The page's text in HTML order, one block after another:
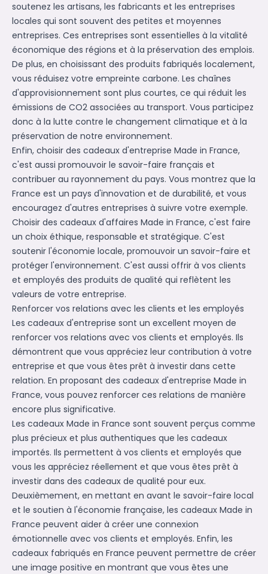
soutenez les artisans, les fabricants et les entreprises
locales qui sont souvent des petites et moyennes
entreprises. Ces entreprises sont essentielles à la vitalité
économique des régions et à la préservation des emplois.
De plus, en choisissant des produits fabriqués localement,
vous réduisez votre empreinte carbone. Les chaînes
d'approvisionnement sont plus courtes, ce qui réduit les
émissions de CO2 associées au transport. Vous participez
donc à la lutte contre le changement climatique et à la
préservation de notre environnement.
Enfin, choisir des cadeaux d'entreprise Made in France,
c'est aussi promouvoir le savoir-faire français et
contribuer au rayonnement du pays. Vous montrez que la
France est un pays d'innovation et de durabilité, et vous
encouragez d'autres entreprises à suivre votre exemple.
Choisir des cadeaux d'affaires Made in France, c'est faire
un choix éthique, responsable et stratégique. C'est
soutenir l'économie locale, promouvoir un savoir-faire et
protéger l'environnement. C'est aussi offrir à vos clients
et employés des produits de qualité qui reflètent les
valeurs de votre entreprise.
Renforcer vos relations avec les clients et les employés
Les cadeaux d'entreprise sont un excellent moyen de
renforcer vos relations avec vos clients et employés. Ils
démontrent que vous appréciez leur contribution à votre
entreprise et que vous êtes prêt à investir dans cette
relation. En proposant des cadeaux d'entreprise Made in
France, vous pouvez renforcer ces relations de manière
encore plus significative.
Les cadeaux Made in France sont souvent perçus comme
plus précieux et plus authentiques que les cadeaux
importés. Ils permettent à vos clients et employés que
vous les appréciez réellement et que vous êtes prêt à
investir dans des cadeaux de qualité pour eux.
Deuxièmement, en mettant en avant le savoir-faire local
et le soutien à l'économie française, les cadeaux Made in
France peuvent aider à créer une connexion
émotionnelle avec vos clients et employés. Enfin, les
cadeaux fabriqués en France peuvent permettre de créer
une image positive en montrant que vous êtes une